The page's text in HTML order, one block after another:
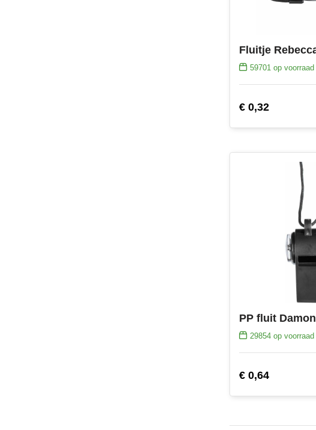
59701 op voorraad
€ 0,32
PP fluit Damon
29854op voorraad
€ 0,64